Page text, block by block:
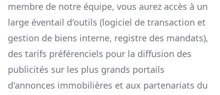
membre de notre équipe, vous aurez accès à un
large éventail d'outils (logiciel de transaction et
gestion de biens interne, registre des mandats),
des tarifs préférenciels pour la diffusion des
publicités sur les plus grands portails
d'annonces immobilières et aux partenariats du